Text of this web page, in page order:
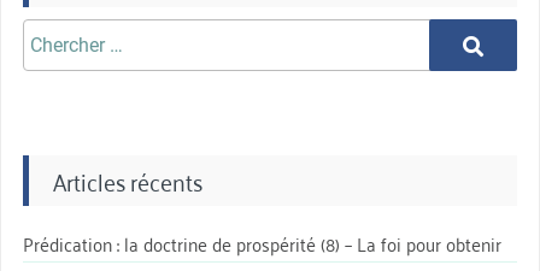
Chercher
aprè:
Chercher
Articles récents
Prédication : la doctrine de prospérité (8) – La foi pour obtenir